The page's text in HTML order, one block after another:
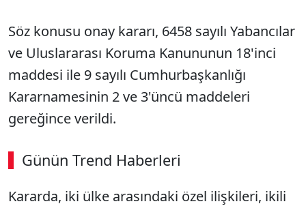
Söz konusu onay kararı, 6458 sayılı Yabancılar
ve Uluslararası Koruma Kanununun 18'inci
maddesi ile 9 sayılı Cumhurbaşkanlığı
Kararnamesinin 2 ve 3'üncü maddeleri
gereğince verildi.
Günün Trend Haberleri
Kararda, iki ülke arasındaki özel ilişkileri, ikili